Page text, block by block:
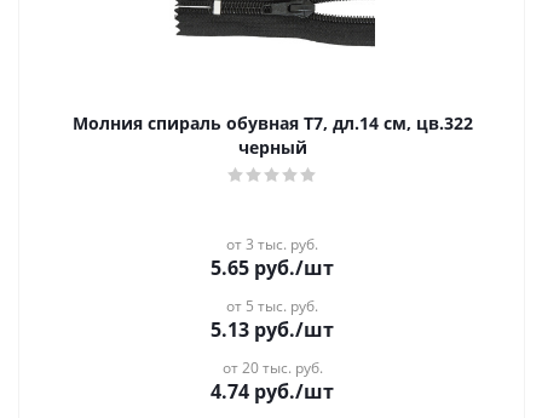
Молния спираль обувная Т7, дл.14 см, цв.322
черный
от 3 тыс. руб.
5.65 руб./шт
от 5 тыс. руб.
5.13 руб./шт
от 20 тыс. руб.
4.74 руб./шт